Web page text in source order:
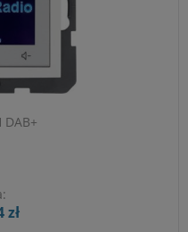
DAB+
zł